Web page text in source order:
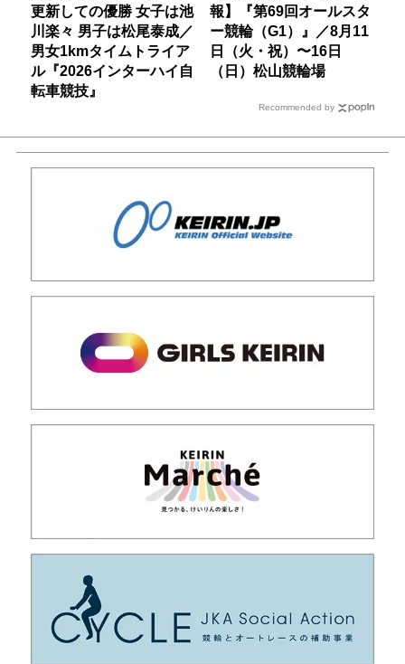
更新しての優勝 女子は池
川楽々 男子は松尾泰成／
男女1kmタイムトライア
ル『2026インターハイ自
転車競技』
報】『第69回オールスタ
ー競輪（G1）』／8月11
日（火・祝）〜16日
（日）松山競輪場
Recommended by